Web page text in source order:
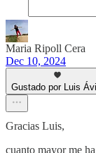
Maria Ripoll Cera
Dec 10, 2024
Gustado por Luis
Gracias Luis,
cuanto mayor me